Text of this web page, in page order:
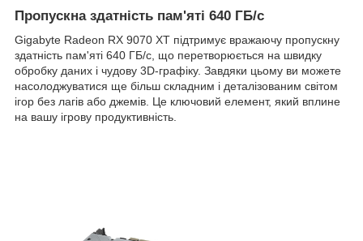
Пропускна здатність пам'яті 640 ГБ/с
Gigabyte Radeon RX 9070 XT підтримує вражаючу пропускну
здатність пам'яті 640 ГБ/с, що перетворюється на швидку
обробку даних і чудову 3D-графіку. Завдяки цьому ви можете
насолоджуватися ще більш складним і деталізованим світом
ігор без лагів або джемів. Це ключовий елемент, який вплине
на вашу ігрову продуктивність.